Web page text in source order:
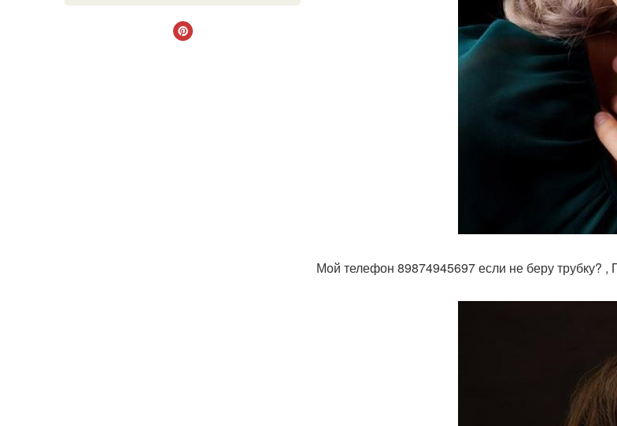
Мой телефон 89874945697 если не беру трубку?